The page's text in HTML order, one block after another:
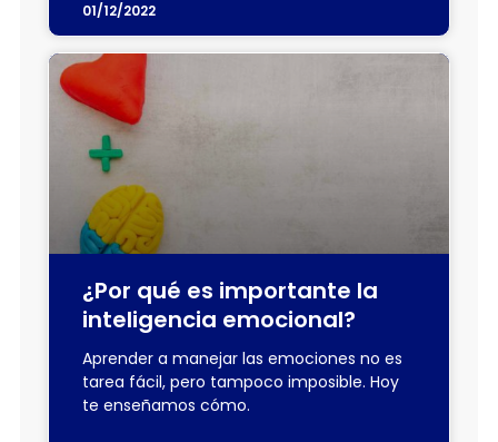
01/12/2022
¿Por qué es importante la
inteligencia emocional?
Aprender a manejar las emociones no es
tarea fácil, pero tampoco imposible. Hoy
te enseñamos cómo.